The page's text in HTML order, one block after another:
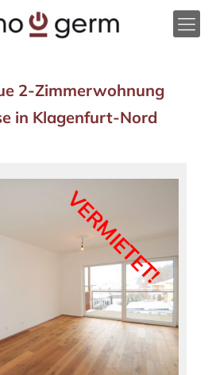
2-Zimmerwohnung
in Klagenfurt-Nord
VERMIETET!